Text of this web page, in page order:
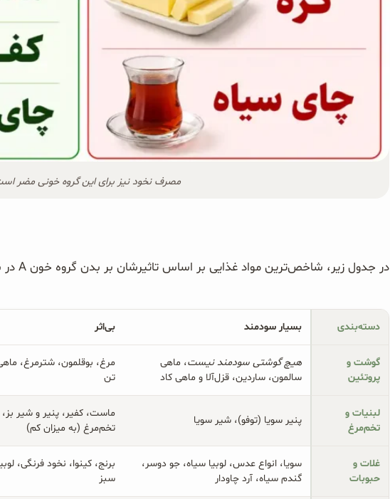
مصرف نخود نیز برای این گروه خونی مضر
در جدول زیر، شاخص‌ترین مواد غذایی بر اساس تاثیرشان بر بدن گروه خون A در سه دسته کلیدی خلاصه‌شده‌اند:
دسته‌بندی بسیار سودمند بی‌اثر
پروتئین
هیچ گوشتی سودمند نیست، ماهی
سالمون، ساردین، قزل‌آلا و ماهی کاد
مرغ، بوقلمون، شترمرغ،
تن
تخم‌مرغ
پنیر سویا (توفو)، شیر سویا
ماست، کفیر، پنیر و شیر بز،
تخم‌مرغ (به میزان کم)
حبوبات
سویا، انواع عدس، لوبیا سیاه، جو دوسر،
گندم سیاه، آرد چاودار
برنج، کینوا، نخود فرنگی،
سبز